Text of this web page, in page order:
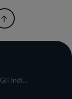
Indi...